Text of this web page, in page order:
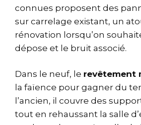
connues proposent des
sur carrelage existant, un
rénovation lorsqu’on
dépose et le bruit associé.
Dans le neuf, le revêtement
la faïence pour gagner du
l’ancien, il couvre des
tout en rehaussant la salle